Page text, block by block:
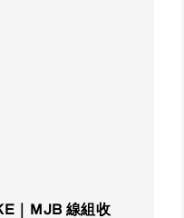
｜MJB 線組收